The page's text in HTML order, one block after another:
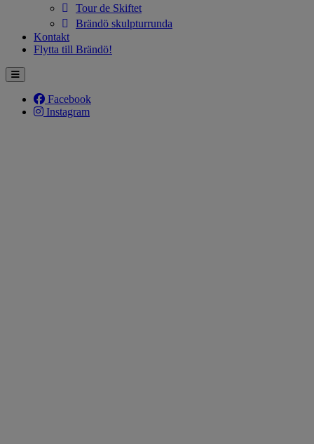
Tour de Skiftet
Brändö skulpturrunda
Kontakt
Flytta till Brändö!
Facebook
Instagram